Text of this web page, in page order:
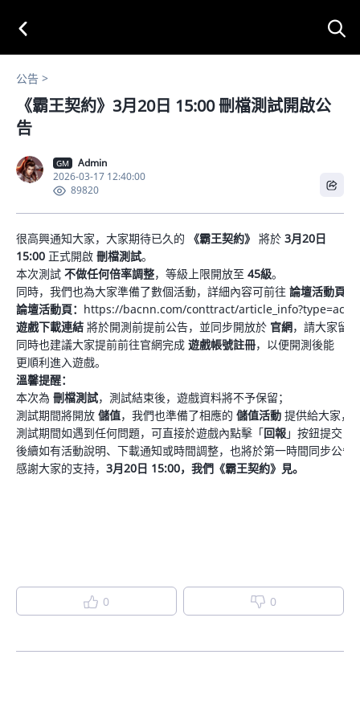
公告
《霸王契約》3月20日 15:00 刪檔測試開啟公
告
GM
Admin
2026-03-17 12:40:00
89820
很高興通知大家，大家期待已久的 《霸王契約》 將於 3月20日
15:00 正式開啟 刪檔測試。
本次測試 不做任何倍率調整，等級上限開放至 45級。
同時，我們也為大家準備了數個活動，詳細內容可前往 論壇活動頁
論壇活動頁： https://bacnn.com/conttract/
遊戲下載連結 將於開測前提前公告，並同步開放於 官網，請大家留
同時也建議大家提前前往官網完成 遊戲帳號註冊，以便開測後能
更順利進入遊戲。
溫馨提醒：
本次為 刪檔測試，測試結束後，遊戲資料將不予保留；
測試期間將開放 儲值，我們也準備了相應的 儲值活動 提供給大家，
測試期間如遇到任何問題，可直接於遊戲內點擊「回報」按鈕提交，
後續如有活動說明、下載通知或時間調整，也將於第一時間同步公告
感謝大家的支持， 3月20日 15:00，我們《霸王契約》見。
0 0